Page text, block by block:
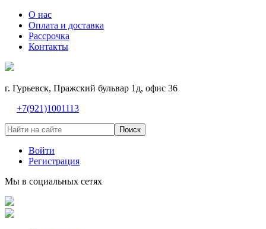
О нас
Оплата и доставка
Рассрочка
Контакты
г. Гурьевск, Пражский бульвар 1д, офис 36
+7(921)1001113
Поиск
Войти
Регистрация
Мы в социальных сетях